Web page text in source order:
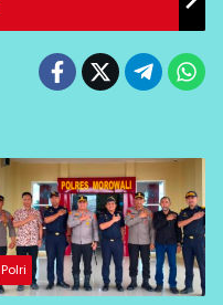
Polri